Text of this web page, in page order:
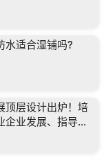
水适合湿铺吗?
顶层设计出炉！培
企业发展、指导制